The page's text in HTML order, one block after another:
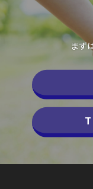
まず